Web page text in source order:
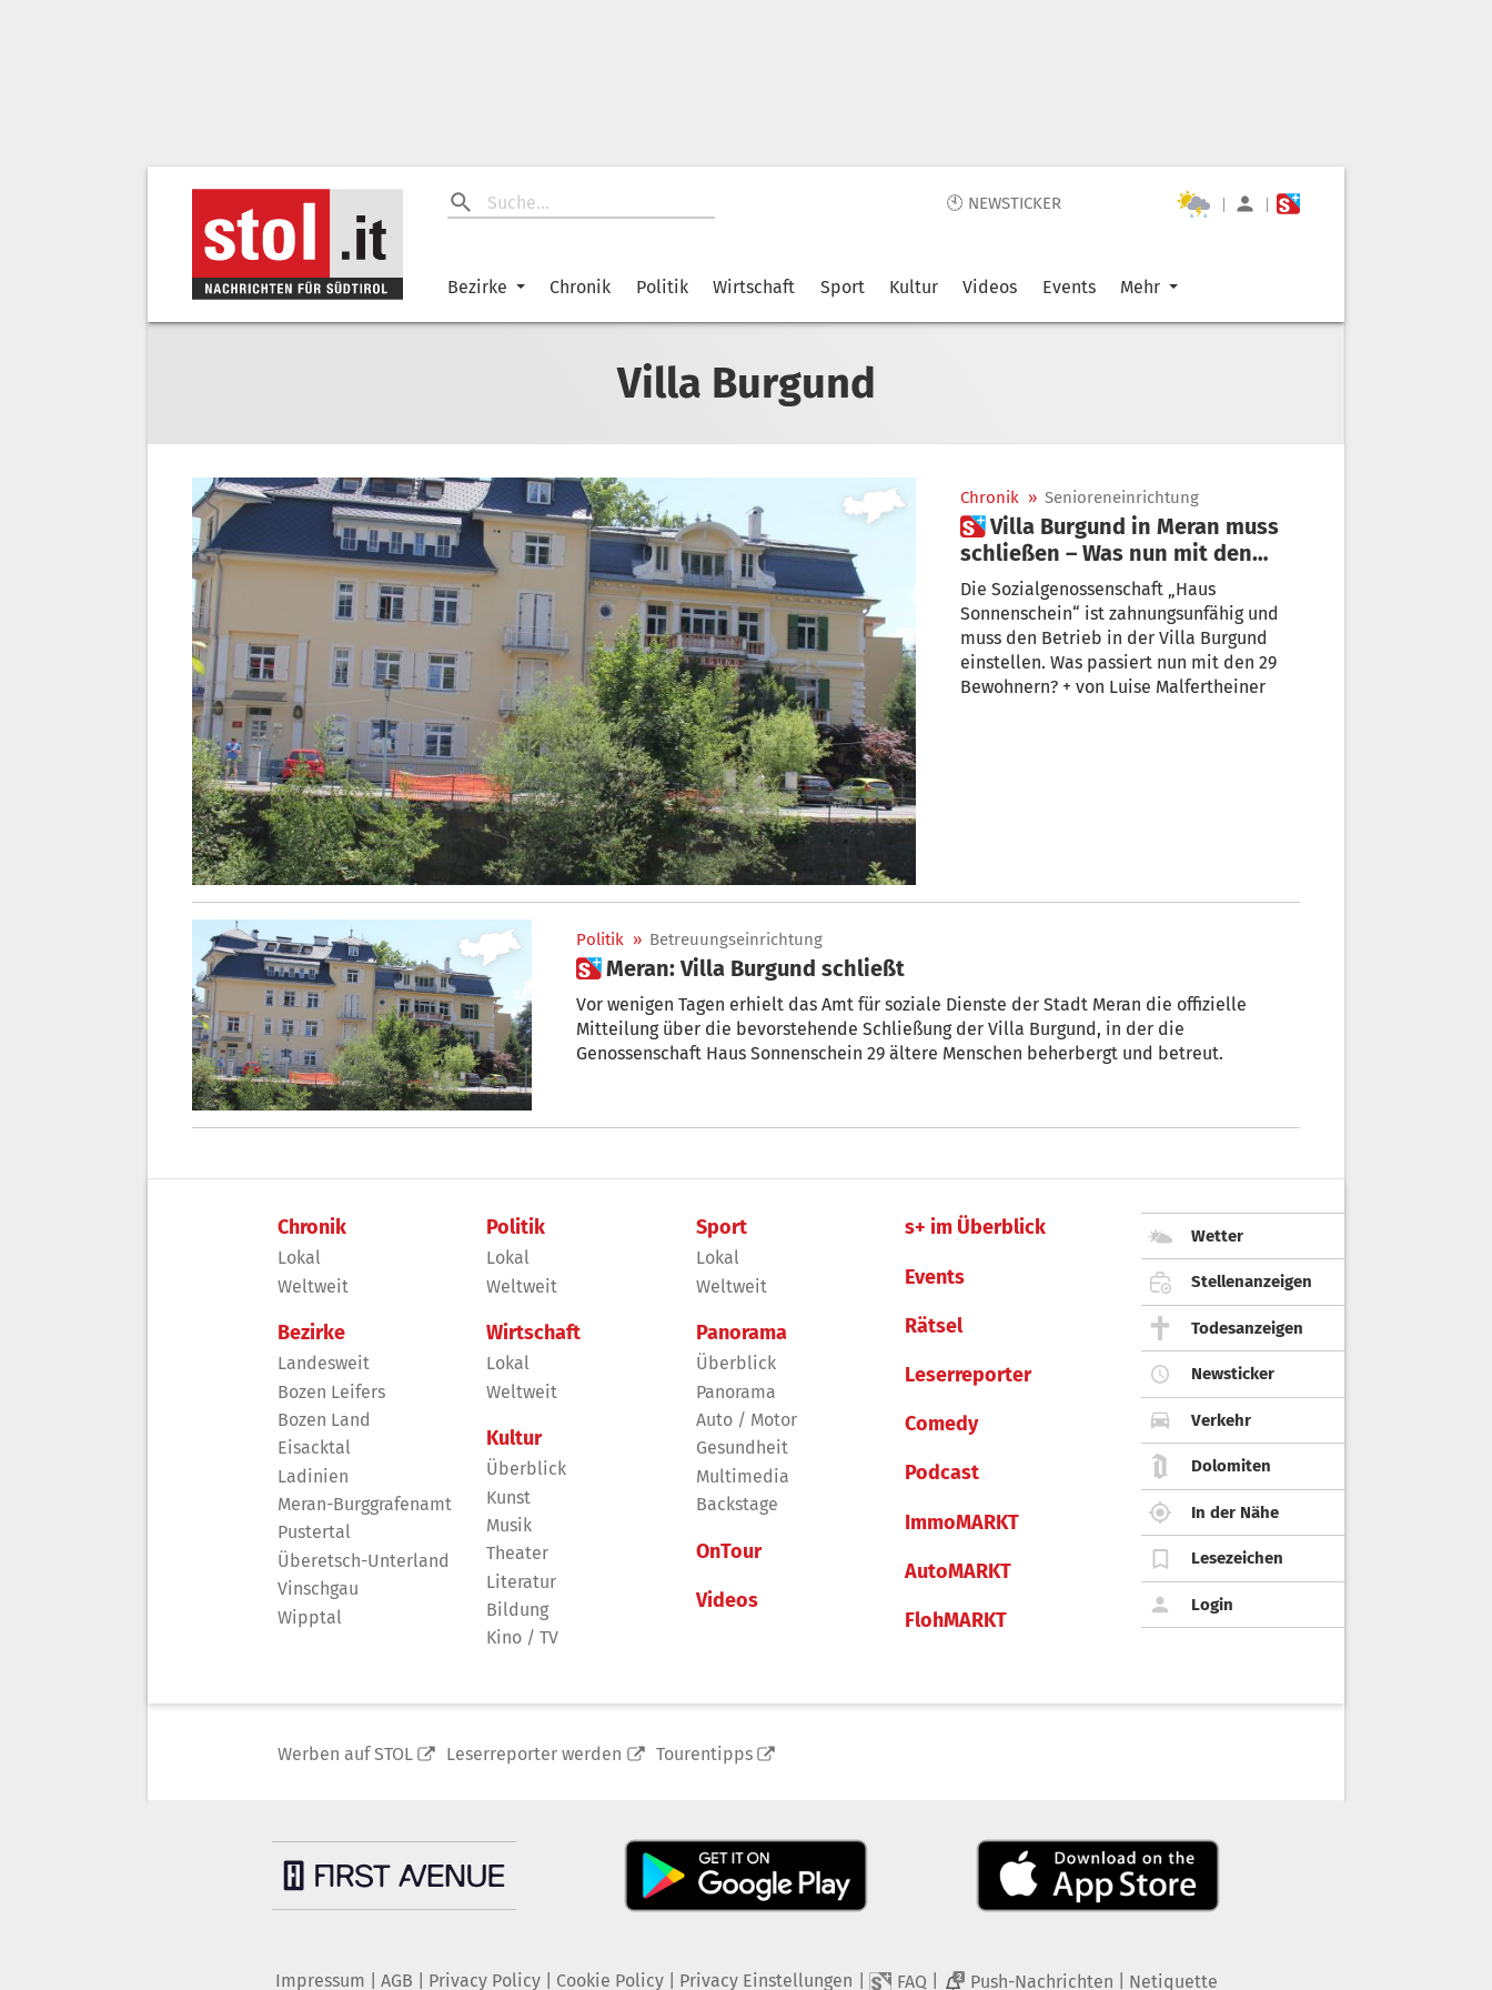
🕙 NEWSTICKER | |
Bezirke Chronik Politik Wirtschaft Sport Kultur Videos Events Mehr
Villa Burgund
Chronik » Senioreneinrichtung
 Villa Burgund in Meran muss
schließen – Was nun mit den
Bewohnern passiert
Die Sozialgenossenschaft „Haus
Sonnenschein“ ist zahnungsunfähig und
muss den Betrieb in der Villa Burgund
einstellen. Was passiert nun mit den 29
Bewohnern? + von Luise Malfertheiner
Politik » Betreuungseinrichtung
 Meran: Villa Burgund schließt
Vor wenigen Tagen erhielt das Amt für soziale Dienste der Stadt Meran die offizielle
Mitteilung über die bevorstehende Schließung der Villa Burgund, in der die
Genossenschaft Haus Sonnenschein 29 ältere Menschen beherbergt und betreut.
Chronik
Lokal
Weltweit
Bezirke
Landesweit
Bozen Leifers
Bozen Land
Eisacktal
Ladinien
Meran-Burggrafenamt
Pustertal
Überetsch-Unterland
Vinschgau
Wipptal
Politik
Lokal
Weltweit
Wirtschaft
Lokal
Weltweit
Kultur
Überblick
Kunst
Musik
Theater
Literatur
Bildung
Kino / TV
Sport
Lokal
Weltweit
Panorama
Überblick
Panorama
Auto / Motor
Gesundheit
Multimedia
Backstage
OnTour
Videos
s+ im Überblick
Events
Rätsel
Leserreporter
Comedy
Podcast
ImmoMARKT
AutoMARKT
FlohMARKT
Wetter
Stellenanzeigen
Todesanzeigen
Newsticker
Verkehr
Dolomiten
In der Nähe
Lesezeichen
Login
Werben auf STOL Leserreporter werden Tourentipps
Impressum AGB Privacy Policy| Cookie Policy| Privacy Einstellungen FAQ 2 Push-Nachrichten Netiquette